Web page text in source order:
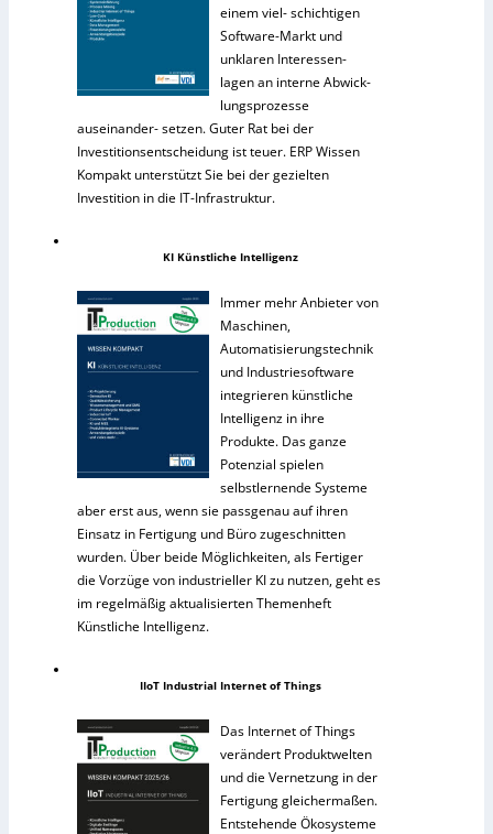
einem viel- schichtigen
Software-Markt und
unklaren Interessen-
lagen an interne Abwick-
lungsprozesse
auseinander- setzen. Guter Rat bei der
Investitionsentscheidung ist teuer. ERP Wissen
Kompakt unterstützt Sie bei der gezielten
Investition in die IT-Infrastruktur.
KI Künstliche Intelligenz
Immer mehr Anbieter von
Maschinen,
Automatisierungstechnik
und Industriesoftware
integrieren künstliche
Intelligenz in ihre
Produkte. Das ganze
Potenzial spielen
selbstlernende Systeme
aber erst aus, wenn sie passgenau auf ihren
Einsatz in Fertigung und Büro zugeschnitten
wurden. Über beide Möglichkeiten, als Fertiger
die Vorzüge von industrieller KI zu nutzen, geht es
im regelmäßig aktualisierten Themenheft
Künstliche Intelligenz.
IIoT Industrial Internet of Things
Das Internet of Things
verändert Produktwelten
und die Vernetzung in der
Fertigung gleichermaßen.
Entstehende Ökosysteme